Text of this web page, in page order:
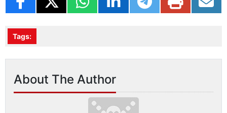
Tags:
About The Author